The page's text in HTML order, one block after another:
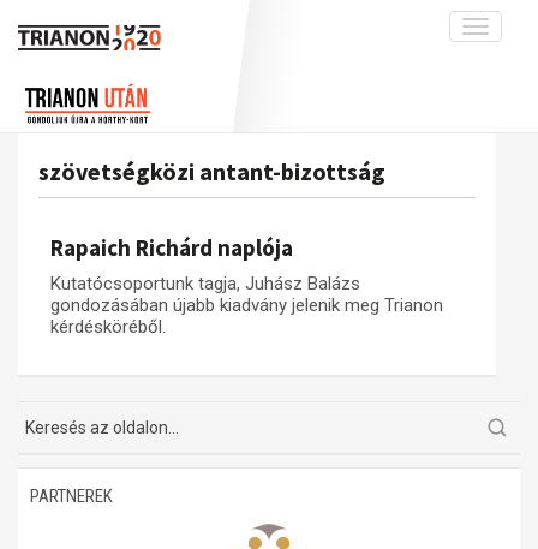
Toggle
interpretációk
A békerendszer megszilárdulása
Utókor és emlékezet
Adatbázis
Menekültek
Publikációk
A trianoni szerződés
szövetségközi antant-bizottság
Rapaich Richárd naplója
Kutatócsoportunk tagja, Juhász Balázs
gondozásában újabb kiadvány jelenik meg Trianon
kérdésköréből.
PARTNEREK